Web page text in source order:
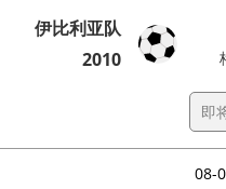
伊比利亚队
2010
即
08-